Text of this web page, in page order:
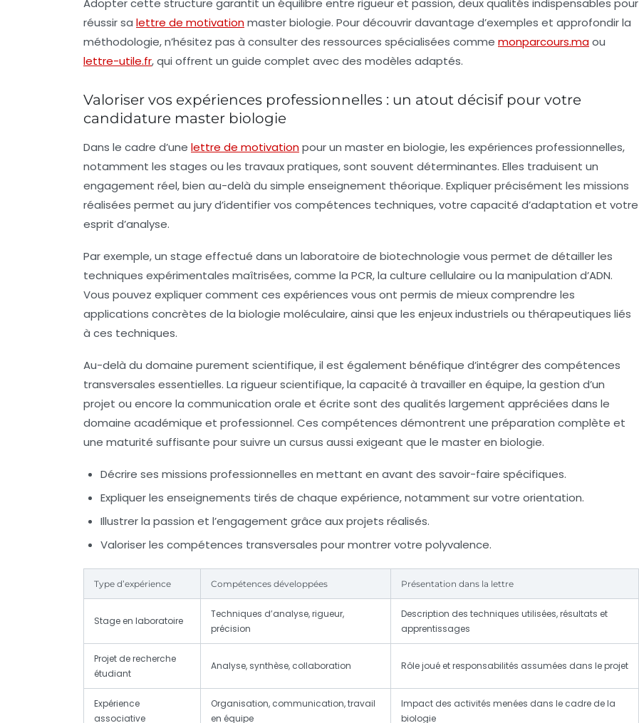
Adopter cette structure garantit un équilibre entre rigueur et passion, deux qualités indispensables pour
réussir sa lettre de motivationmaster biologie. Pour découvrir davantage d’exemples et approfondir la
méthodologie, n’hésitez pas à consulter des ressources spécialisées comme monparcours.maou
lettre-utile.fr, qui offrent un guide complet avec des modèles adaptés.
Valoriser vos expériences professionnelles : un atout décisif pour votre
candidature master biologie
Dans le cadre d’une lettre de motivationpour un master en biologie, les expériences professionnelles,
notamment les stages ou les travaux pratiques, sont souvent déterminantes. Elles traduisent un
engagement réel, bien au-delà du simple enseignement théorique. Expliquer précisément les missions
réalisées permet au jury d’identifier vos compétences techniques, votre capacité d’adaptation et votre
esprit d’analyse.
Par exemple, un stage effectué dans un laboratoire de biotechnologie vous permet de détailler les
techniques expérimentales maîtrisées, comme la PCR, la culture cellulaire ou la manipulation d’ADN.
Vous pouvez expliquer comment ces expériences vous ont permis de mieux comprendre les
applications concrètes de la biologie moléculaire, ainsi que les enjeux industriels ou thérapeutiques liés
à ces techniques.
Au-delà du domaine purement scientifique, il est également bénéfique d’intégrer des compétences
transversales essentielles. La rigueur scientifique, la capacité à travailler en équipe, la gestion d’un
projet ou encore la communication orale et écrite sont des qualités largement appréciées dans le
domaine académique et professionnel. Ces compétences démontrent une préparation complète et
une maturité suffisante pour suivre un cursus aussi exigeant que le master en biologie.
Décrire ses missions professionnelles en mettant en avant des savoir-faire spécifiques.
Expliquer les enseignements tirés de chaque expérience, notamment sur votre orientation.
Illustrer la passion et l’engagement grâce aux projets réalisés.
Valoriser les compétences transversales pour montrer votre polyvalence.
Type d’expérience Compétences développées Présentation dans la lettre
Stage en laboratoire
Techniques d’analyse, rigueur,
précision
Description des techniques utilisées, résultats et
apprentissages
Projet de recherche
étudiant
Analyse, synthèse, collaboration Rôle joué et responsabilités assumées dans le projet
Expérience
associative
Organisation, communication, travail
en équipe
Impact des activités menées dans le cadre de la
biologie